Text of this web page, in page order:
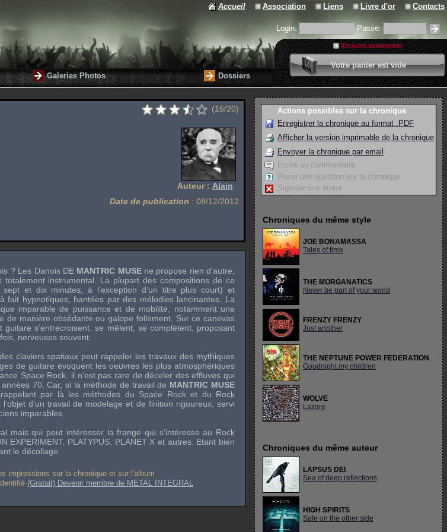
Accueil Association Liens Livre d'or Contacts
Login: Passe:
S'inscrire gratuitement
Votre panier est vide
0 article
Valider votre panier
Galeries Photos Dossiers
(15/20)
Auteur : Alain
Date de publication : 08/12/2012
? Les Danois DE MANTRIC MUSEne propose rien d’autre,
totalement instrumental. La plupart des compositions de ce
et dix minutes, à l’exception d’un titre plus court) et
fait hypnotiques, hantées par des mélodies lancinantes. La
imparable de puissance et de mobilité, notamment une
de manière obsédante ou galope follement. Sur ce canevas
s’entrecroisent, se mêlent, se complètent, proposant
nerveuses souvent.
claviers spatiaux peut rappeler les travaux des mythiques
de guitare évoquent les oeuvres les plus atmosphériques
Space Rock , il n’est pas rare de déceler des effluves qui
70. Car, si la méthode de travail de MANTRIC MUSE
par là les méthodes du Space Rocket du Rock
d’un travail de modelage et de finition rigoureux, servi
imparables.
mais qui peut intéresser la frange qui s’intéresse au Rock
EXPERIMENT, PLATYPUS PLANET X et autres. Etant bien
le décollage.
impressions sur la chronique et sur l'album
(Gratuit) Devenir membre de METAL INTEGRAL
Actions possibles sur la chronique
Enregistrer la chronique au format .PDF
Afficher la version imprimable de la chronique
Envoyer la chronique par email
Ecrire un commentaire
Poser une question sur la chronique
Signaler une erreur
Chroniques du même style
JOE BONAMASSA
Tales of time
THE MORGANATICS
Never be part of your world
FRENZY FRENZY
Just another
THE NEPTUNE POWER FEDERATION
Goodnight my children
WOLVE
Lazare
Chroniques du même auteur
LAPSUS DEI
Sea of deep reflections
HIGH SPIRITS
Safe on the other side